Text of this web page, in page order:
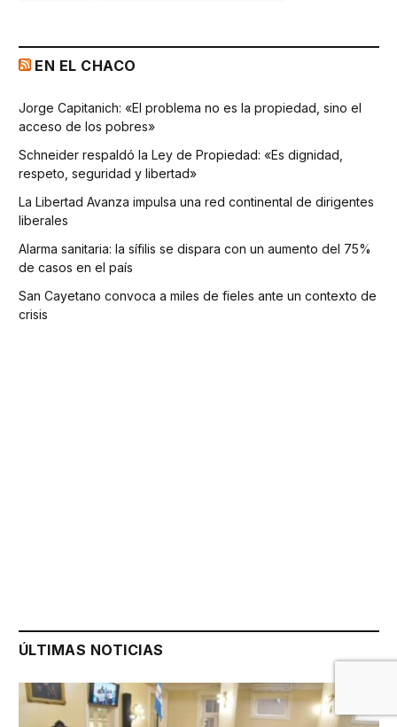
EN EL CHACO
Jorge Capitanich: «El problema no es la propiedad, sino el
acceso de los pobres»
Schneider respaldó la Ley de Propiedad: «Es dignidad,
respeto, seguridad y libertad»
La Libertad Avanza impulsa una red continental de dirigentes
liberales
Alarma sanitaria: la sífilis se dispara con un aumento del 75%
de casos en el país
San Cayetano convoca a miles de fieles ante un contexto de
crisis
ÚLTIMAS NOTICIAS